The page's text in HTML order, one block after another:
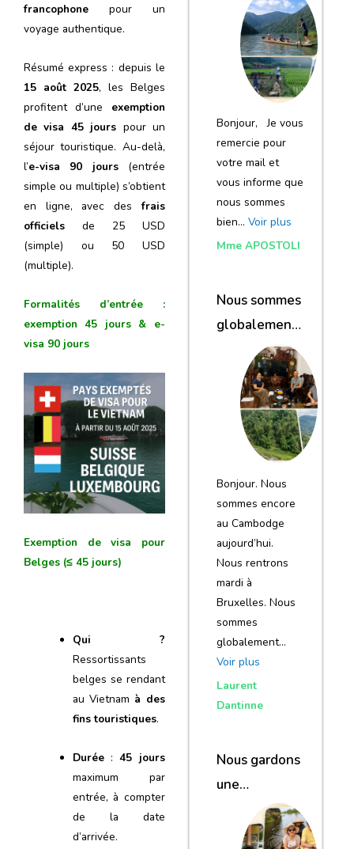
francophone pour un
voyage authentique.
Résumé express : depuis le
15 août 2025, les Belges
profitent d’une exemption
de visa 45 jours pour un
séjour touristique. Au-delà,
l’e-visa 90 jours(entrée
simple ou multiple) s’obtient
en ligne, avec desfrais
officiels de 25 USD
(simple) ou 50 USD
(multiple).
Formalités d’entrée :
exemption 45 jours & e-
visa 90 jours
Exemption de visa pour
Belges (≤ 45 jours)
Qui ?
Ressortissants
belges se rendant
au Vietnam à des
fins touristiques.
Durée:45 jours
maximum par
entrée, à compter
de la date
d’arrivée.
Bonjour, Je vous
remercie pour
votre mail et
vous informe que
nous sommes
bien… Voir plus
Mme APOSTOLI
Nous sommes
globalement
satisfaits du
voyage
Bonjour. Nous
sommes encore
au Cambodge
aujourd’hui.
Nous rentrons
mardi à
Bruxelles. Nous
sommes
globalement…
Voir plus
Laurent
Dantinne
Nous gardons
une
excellente
impression de